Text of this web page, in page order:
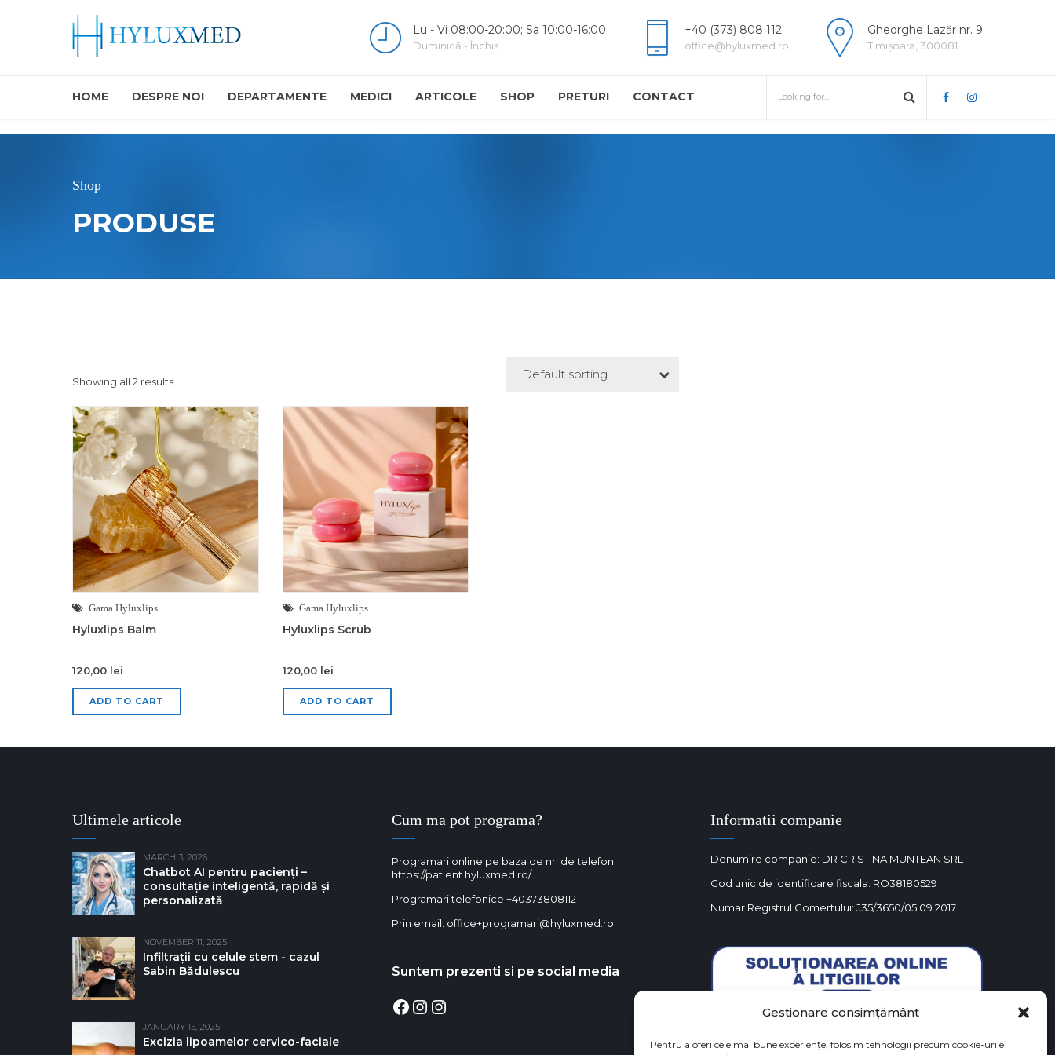
Gestionare consimțământ
Pentru a oferi cele mai bune experiențe, folosim tehnologii precum cookie-urile
Lu - Vi 08:00-20:00; Sa 10:00-16:00
Duminică - Închis
+40 (373) 808 112
office@hyluxmed.ro
Gheorghe Lazăr nr. 9
Timișoara, 300081
HOME DESPRE NOI DEPARTAMENTE MEDICI ARTICOLE SHOP PRETURI CONTACT
Shop
PRODUSE
Showing all 2 results Default sorting
Gama Hyluxlips
Hyluxlips Balm
120,00 lei
ADD TO CART
Gama Hyluxlips
Hyluxlips Scrub
120,00 lei
ADD TO CART
Ultimele articole
MARCH 3, 2026
Chatbot AI pentru pacienți –
consultație inteligentă, rapidă și
personalizată
NOVEMBER 11, 2025
Infiltrații cu celule stem - cazul
Sabin Bǎdulescu
JANUARY 15, 2025
Excizia lipoamelor cervico-faciale
Cum ma pot programa?
Programari online pe baza de nr. de telefon:
https://patient.hyluxmed.ro/
Programari telefonice +40373808112
Prin email: office+programari@hyluxmed.ro
Suntem prezenti si pe social media
Facebook
Instagram
Instagram
Informatii companie
Denumire companie: DR CRISTINA MUNTEAN SRL
Cod unic de identificare fiscala: RO38180529
Numar Registrul Comertului: J35/3650/05.09.2017